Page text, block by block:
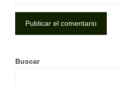
Buscar